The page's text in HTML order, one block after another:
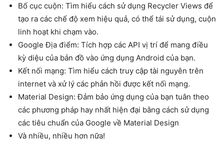
Bố cục cuộn: Tìm hiểu cách sử dụng Recycler Views để
tạo ra các chế độ xem hiệu quả, có thể tái sử dụng, cuộn
linh hoạt khi chạm vào.
Google Địa điểm: Tích hợp các API vị trí để mang điều
kỳ diệu của bản đồ vào ứng dụng Android của bạn.
Kết nối mạng: Tìm hiểu cách truy cập tài nguyên trên
internet và xử lý các phản hồi được kết nối mạng.
Material Design: Đảm bảo ứng dụng của bạn tuân theo
các phương pháp hay nhất hiện đại bằng cách sử dụng
các tiêu chuẩn của Google về Material Design
Và nhiều, nhiều hơn nữa!